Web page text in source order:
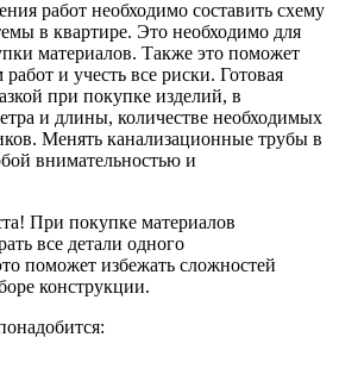
работ необходимо составить схему
в квартире. Это необходимо для
материалов. Также это поможет
и учесть все риски. Готовая
при покупке изделий, в
и длины, количестве необходимых
Менять канализационные трубы в
внимательностью и
При покупке материалов
все детали одного
поможет избежать сложностей
конструкции.